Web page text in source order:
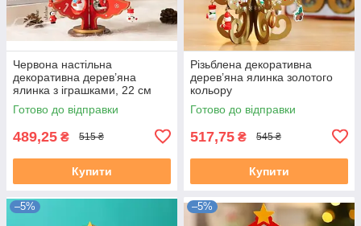
Червона настільна
декоративна дерев’яна
ялинка з іграшками, 22 см
Готово до відправки
489,25 ₴ 515 ₴
Купити
Різьблена декоративна
дерев’яна ялинка золотого
кольору
Готово до відправки
517,75 ₴ 545 ₴
Купити
–5% –5%